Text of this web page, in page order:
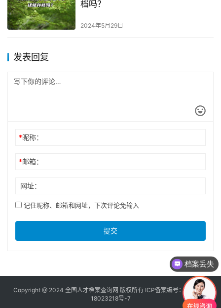
档吗？
2024年5月29日
发表回复
*昵称：
*邮箱：
网址：
记住昵称、邮箱和网址，下次评论免输入
提交
Copyright @ 2024 全国人才档案查询网 版权所有 ICP备案编号：
京ICP备
18023218号-7
档案丢失